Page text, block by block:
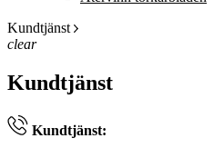
Kundtjänst
clear
Kundtjänst
Kundtjänst: